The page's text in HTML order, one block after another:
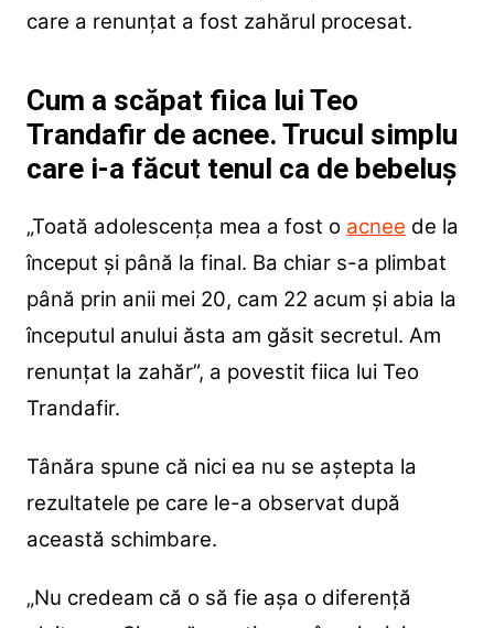
care a renunțat a fost zahărul procesat.
Cum a scăpat fiica lui Teo
Trandafir de acnee. Trucul simplu
care i-a făcut tenul ca de bebeluș
„Toată adolescența mea a fost o acnee de la
început și până la final. Ba chiar s-a plimbat
până prin anii mei 20, cam 22 acum și abia la
începutul anului ăsta am găsit secretul. Am
renunțat la zahăr”, a povestit fiica lui Teo
Trandafir.
Tânăra spune că nici ea nu se aștepta la
rezultatele pe care le-a observat după
această schimbare.
„Nu credeam că o să fie așa o diferență